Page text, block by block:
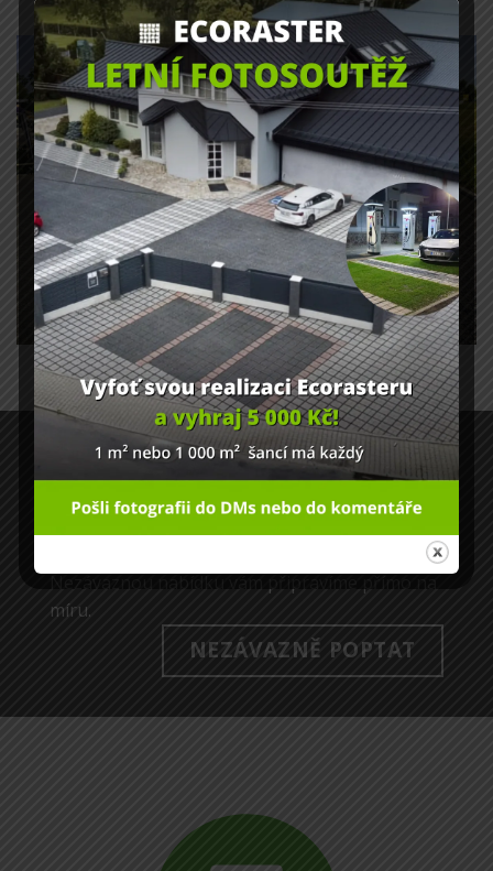
PORADÍME VÁM
Napište nám. Rádi vám předáme naše
míru.
NEZÁVAZNĚ POPTAT